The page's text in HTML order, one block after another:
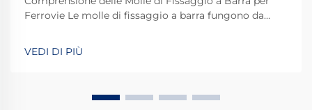
Ferrovie Le molle di fissaggio a barra fungono da
chiave nei sistemi ferroviari di tutto il mondo.
Fondamentalmente, mantengono i binari
capacità di resistere alle sollecitazioni causate dal
VEDI DI PIÙ